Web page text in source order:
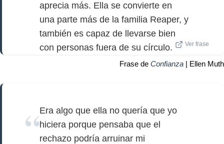
aprecia más. Ella se convierte en
una parte más de la familia Reaper, y
también es capaz de llevarse bien
con personas fuera de su círculo.
Ver frase
Frase de Confianza | Ellen Muth
Era algo que ella no quería que yo
hiciera porque pensaba que el
rechazo podría arruinar mi